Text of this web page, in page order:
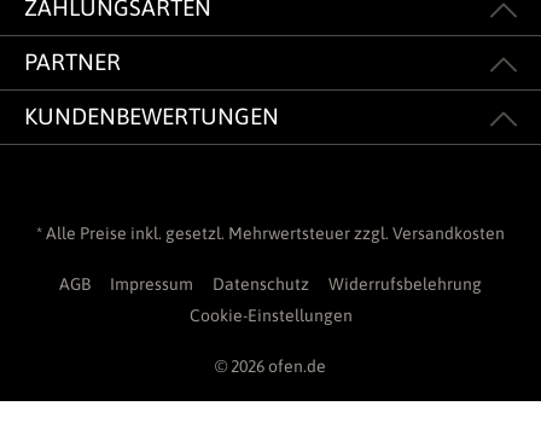
ZAHLUNGSARTEN
PARTNER
KUNDENBEWERTUNGEN
* Alle Preise inkl. gesetzl. Mehrwertsteuer zzgl. Versandkosten
AGB Impressum Datenschutz
Widerrufsbelehrung
Cookie-Einstellungen
© 2026 ofen.de